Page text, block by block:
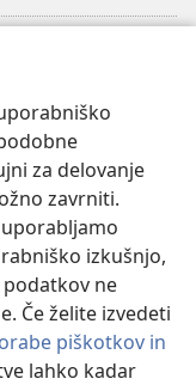
za delovanje
zavrniti.
izkušnjo,
ne
Če želite izvedeti
piškotkov in
lahko kadar